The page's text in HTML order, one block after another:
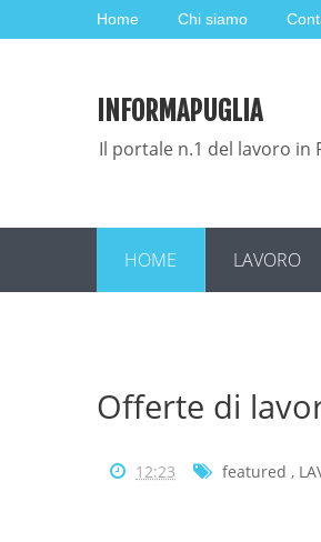
Home Chi siamo
INFORMAPUGLIA
Il portale n.1 del lavoro in
HOME LAVORO
Offerte di
12:23 featured ,